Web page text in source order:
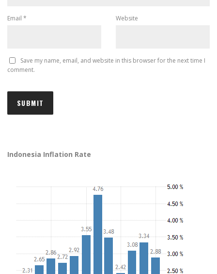
Email * Website
Save my name, email, and website in this browser for the next time I
comment.
Indonesia Inflation Rate